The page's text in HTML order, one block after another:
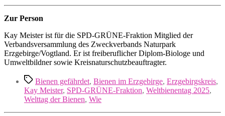
Zur Person
Kay Meister ist für die SPD-GRÜNE-Fraktion Mitglied der
Verbandsversammlung des Zweckverbands Naturpark
Erzgebirge/Vogtland. Er ist frei­be­ruf­li­cher Diplom-Biologe und
Umweltbildner sowie Kreisnaturschutzbeauftragter.
Schlagwörter
Bienen gefährdet, Bienen im Erzgebirge, Erzgebirgskreis,
Kay Meister, SPD-GRÜNE-Fraktion, Weltbienentag 2025,
Welttag der Bienen, Wie